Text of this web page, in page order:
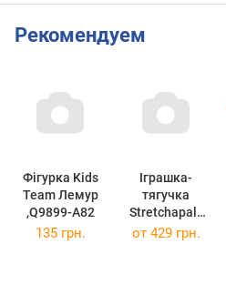
Рекомендуем
Фігурка Kids
Team Лемур
,Q9899-A82
Іграшка-
тягучка
Stretchapalz
Movie Stars
135 грн. от 429 грн.